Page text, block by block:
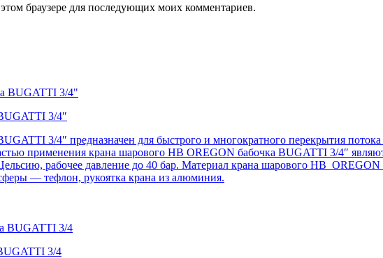
браузере для последующих моих комментариев.
3/4″
3/4″ предназначен для быстрого и многократного перекрытия
применения крана шарового НВ OREGON бабочка BUGATTI 3/4″
рабочее давление до 40 бар. Материал крана шарового НВ
— тефлон, рукоятка крана из алюминия.
3/4